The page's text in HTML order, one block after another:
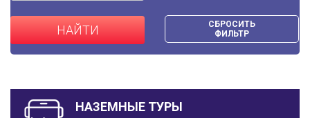
НАЙТИ
СБРОСИТЬ
ФИЛЬТР
НАЗЕМНЫЕ ТУРЫ